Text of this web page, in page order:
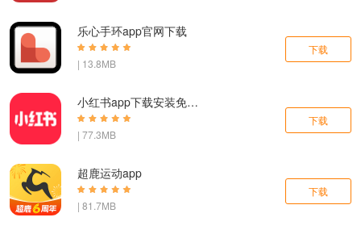
乐心手环app官网下载
| 13.8MB
下载
小红书app下载安装免费正版
| 77.3MB
下载
超鹿运动app
| 81.7MB
下载